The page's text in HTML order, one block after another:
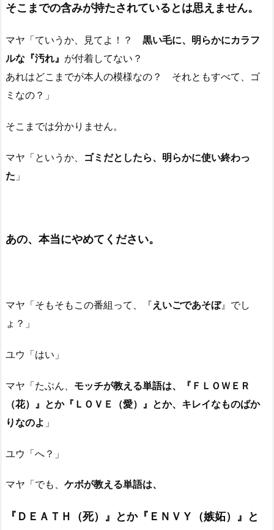
そこまでの含みが持たされているとは思えません。
マヤ「ていうか、見てよ！？ 黒い毛に、明らかにカラフ
ルな『汚れ』 が付着してない？
あれはどこまでが本人の模様なの？ それともすべて、ゴ
ミなの？」
そこまでは分かりません。
マヤ「というか、 ゴミだとしたら、明らかに使い終わっ
た 」
あの、本当にやめてください。
マヤ「そもそもこの番組って、『えいごであそぼ』でし
ょ？」
ユウ「はい」
マヤ「たぶん、 モッチが教える単語は、『ＦＬＯＷＥＲ
（花）』とか『ＬＯＶＥ（愛）』とか、キレイなものばか
りなのよ 」
ユウ「へ？」
マヤ「でも、 ケボが教える単語は、
『ＤＥＡＴＨ（死）』とか『ＥＮＶＹ（嫉妬）』と